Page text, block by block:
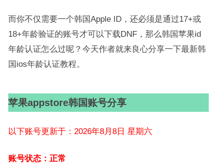
而你不仅需要一个韩国Apple ID，还必须是通过17+或
18+年龄验证的账号才可以下载DNF，那么韩国苹果id
年龄认证怎么过呢？今天作者就来良心分享一下最新韩
国ios年龄认证教程。
苹果appstore韩国账号分享
以下账号更新于：2026年8月8日 星期六
账号状态：正常